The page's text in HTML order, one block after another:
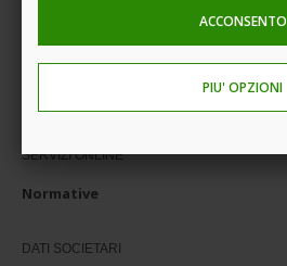
SERVIZI ONLINE
Normative
DATI SOCIETARI
PIU' OPZIONI
ACCONSENTO